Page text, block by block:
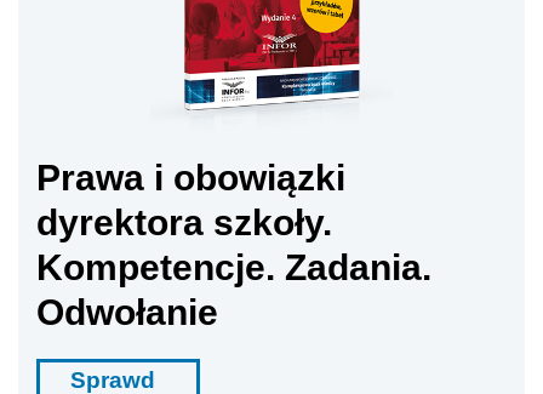
Prawa i obowiązki
dyrektora szkoły.
Kompetencje. Zadania.
Odwołanie
Sprawd